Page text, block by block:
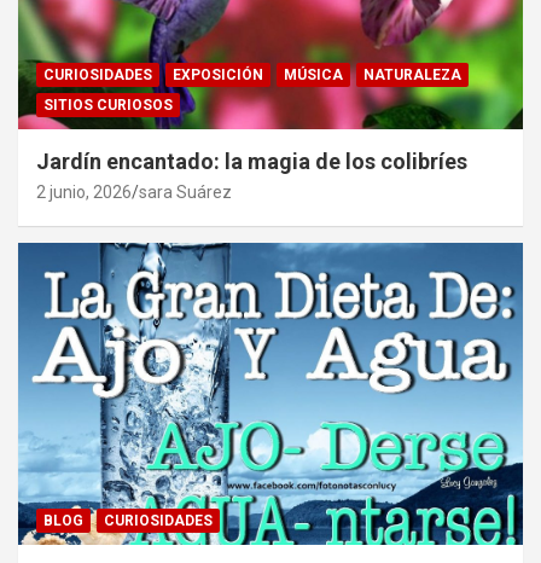
CURIOSIDADES EXPOSICIÓN MÚSICA
NATURALEZA
SITIOS CURIOSOS
Jardín encantado: la magia de los colibríes
2 junio, 2026 sara Suárez
BLOG CURIOSIDADES